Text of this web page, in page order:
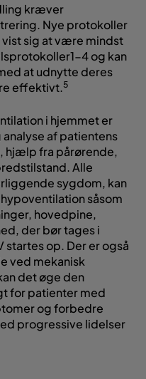
kræver
Nye protokoller
sig at være mindst
4 og kan
at udnytte deres
effektivt.5
i hjemmet er
af patientens
hjælp fra pårørende,
Alle
sygdom, kan
såsom
hovedpine,
der bør tages i
op. Der er også
ved mekanisk
det øge den
for patienter med
og forbedre
progressive lidelser